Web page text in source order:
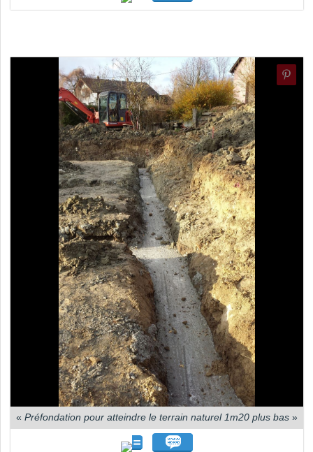
« Préfondation pour atteindre le terrain naturel 1m20 plus bas »